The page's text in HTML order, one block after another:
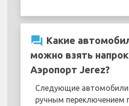
question_answer Какие
можно взять
Аэропорт Jerez?
Следующие автомобили
ручным переключением